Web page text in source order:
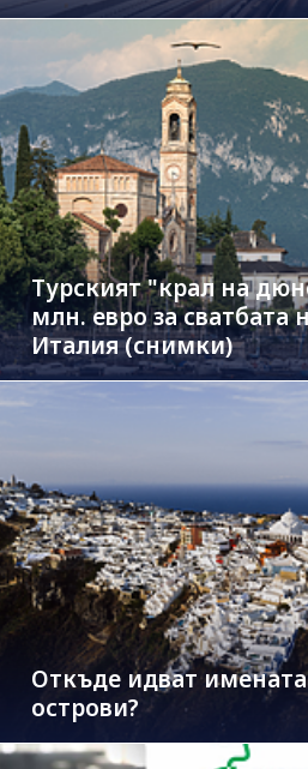
Турският "крал на
млн. евро за сватбата
Италия (снимки)
Откъде идват
острови?